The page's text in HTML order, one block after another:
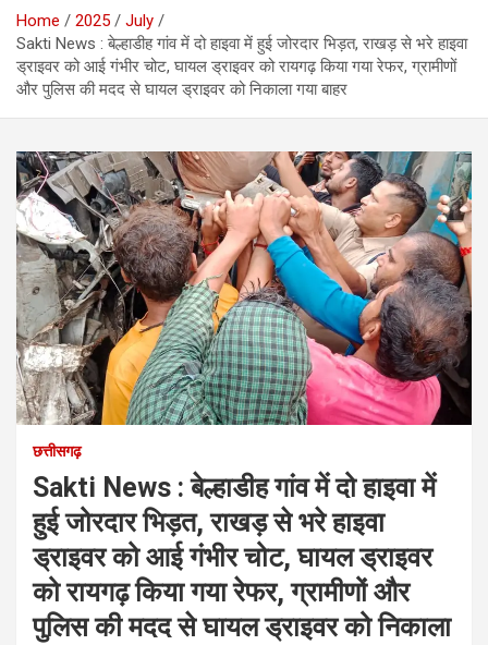
Home 2025
July
Sakti News : बेल्हाडीह गांव में दो हाइवा में हुई जोरदार भिड़त, राखड़ से भरे हाइवा
ड्राइवर को आई गंभीर चोट, घायल ड्राइवर को रायगढ़ किया गया रेफर, ग्रामीणों
और पुलिस की मदद से घायल ड्राइवर को निकाला गया बाहर
छत्तीसगढ़
Sakti News : बेल्हाडीह गांव में दो हाइवा में
हुई जोरदार भिड़त, राखड़ से भरे हाइवा
ड्राइवर को आई गंभीर चोट, घायल ड्राइवर
को रायगढ़ किया गया रेफर, ग्रामीणों और
पुलिस की मदद से घायल ड्राइवर को निकाला